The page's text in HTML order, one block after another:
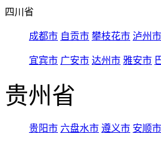
四川省
成都市 自贡市 攀枝花市 泸州市
宜宾市 广安市 达州市 雅安市
贵州省
贵阳市 六盘水市 遵义市 安顺市